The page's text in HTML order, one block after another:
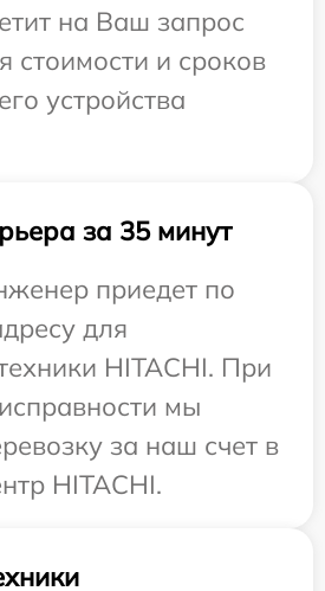
на Ваш запрос
стоимости и сроков
устройства
за 35 минут
приедет по
для
HITACHI. При
мы
за наш счет в
HITACHI.